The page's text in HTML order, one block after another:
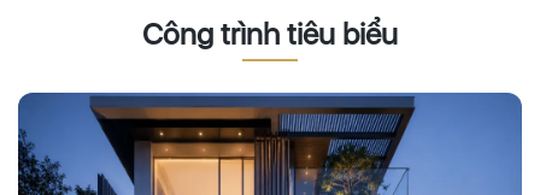
Công trình tiêu biểu